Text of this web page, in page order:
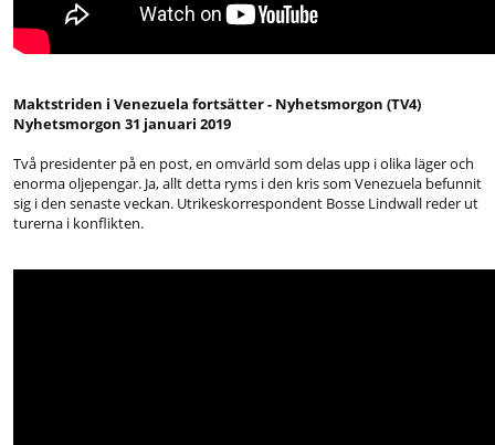
Maktstriden i Venezuela fortsätter - Nyhetsmorgon (TV4)
Nyhetsmorgon 31 januari 2019
Två presidenter på en post, en omvärld som delas upp i olika läger och
enorma oljepengar. Ja, allt detta ryms i den kris som Venezuela befunnit
sig i den senaste veckan. Utrikeskorrespondent Bosse Lindwall reder ut
turerna i konflikten.